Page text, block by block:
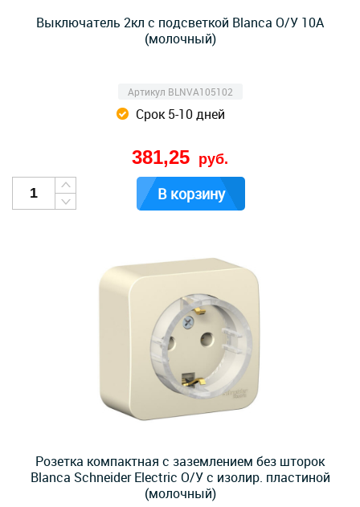
Выключатель 2кл с подсветкой Blanca О/У 10А
(молочный)
Артикул BLNVA105102
Срок 5-10 дней
381,25 руб.
В корзину
Розетка компактная с заземлением без шторок
Blanca Schneider Electric О/У с изолир. пластиной
(молочный)